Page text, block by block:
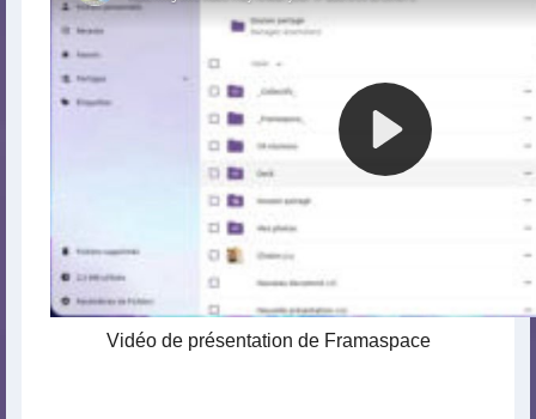
Vidéo de présentation de Framaspace